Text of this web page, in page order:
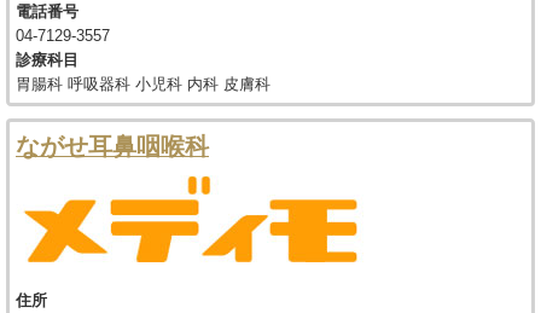
電話番号
04-7129-3557
診療科目
胃腸科 呼吸器科 小児科 内科 皮膚科
ながせ耳鼻咽喉科
住所